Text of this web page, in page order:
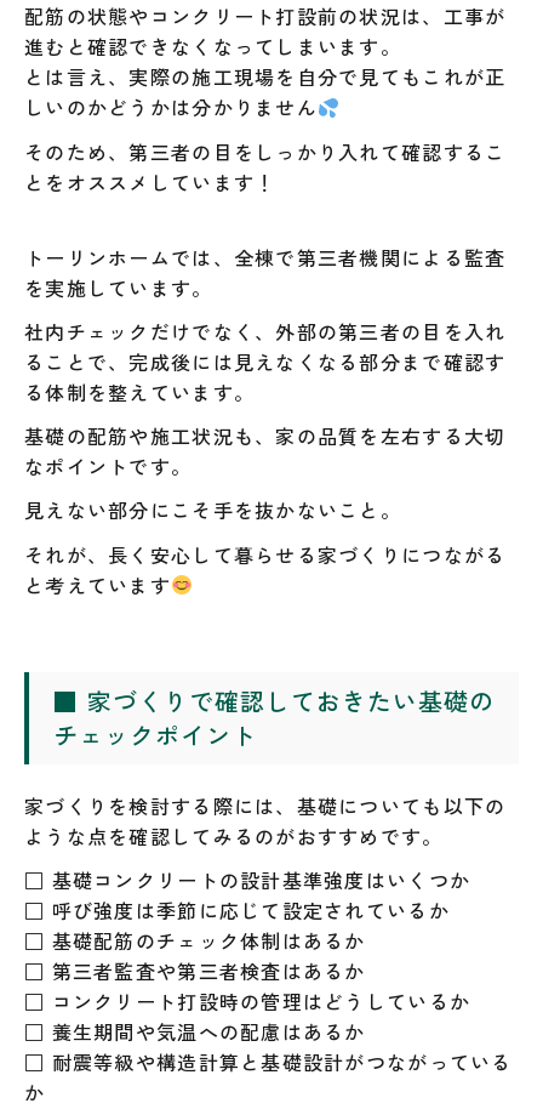
配筋の状態やコンクリート打設前の状況は、工事が
進むと確認できなくなってしまいます。
とは言え、実際の施工現場を自分で見てもこれが正
しいのかどうかは分かりません
そのため、第三者の目をしっかり入れて確認するこ
とをオススメしています！
トーリンホームでは、全棟で第三者機関による監査
を実施しています。
社内チェックだけでなく、外部の第三者の目を入れ
ることで、完成後には見えなくなる部分まで確認す
る体制を整えています。
基礎の配筋や施工状況も、家の品質を左右する大切
なポイントです。
見えない部分にこそ手を抜かないこと。
それが、長く安心して暮らせる家づくりにつながる
と考えています
■ 家づくりで確認しておきたい基礎の
チェックポイント
家づくりを検討する際には、基礎についても以下の
ような点を確認してみるのがおすすめです。
□ 基礎コンクリートの設計基準強度はいくつか
□ 呼び強度は季節に応じて設定されているか
□ 基礎配筋のチェック体制はあるか
□ 第三者監査や第三者検査はあるか
□ コンクリート打設時の管理はどうしているか
□ 養生期間や気温への配慮はあるか
□ 耐震等級や構造計算と基礎設計がつながっている
か